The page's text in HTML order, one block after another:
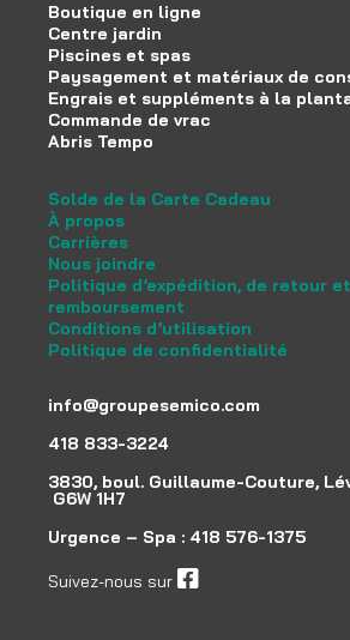
Boutique en ligne
Centre jardin
Piscines et spas
Paysagement et matériaux de
Engrais et suppléments à la
Commande de vrac
Abris Tempo
Solde de la Carte Cadeau
À propos
Carrières
Nous joindre
Politique d’expédition, de retour et
remboursement
Conditions d’utilisation
Politique de confidentialité
info@groupesemico.com
418 833-3224
3830, boul. Guillaume-Couture,
G6W 1H7
Urgence – Spa : 418 576-1375
Suivez-nous sur